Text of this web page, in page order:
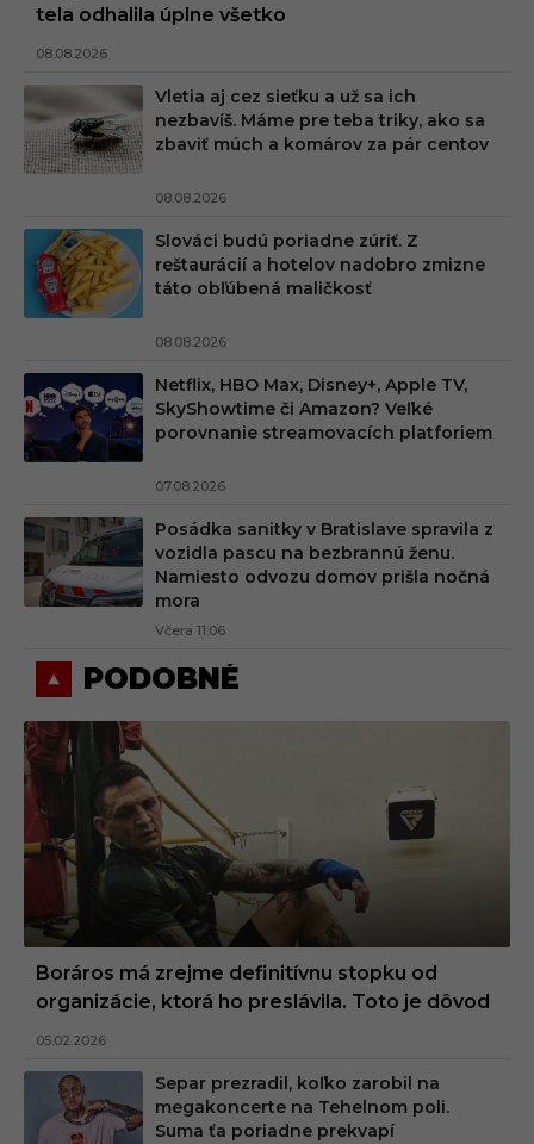
tela odhalila úplne všetko
08.08.2026
Vletia aj cez sieťku a už sa ich
nezbavíš. Máme pre teba triky, ako sa
zbaviť múch a komárov za pár centov
08.08.2026
Slováci budú poriadne zúriť. Z
reštaurácií a hotelov nadobro zmizne
táto obľúbená maličkosť
08.08.2026
Netflix, HBO Max, Disney+, Apple TV,
SkyShowtime či Amazon? Veľké
porovnanie streamovacích platforiem
07.08.2026
Posádka sanitky v Bratislave spravila z
vozidla pascu na bezbrannú ženu.
Namiesto odvozu domov prišla nočná
mora
Včera 11:06
PODOBNÉ
Boráros má zrejme definitívnu stopku od
organizácie, ktorá ho preslávila. Toto je dôvod
05.02.2026
Separ prezradil, koľko zarobil na
megakoncerte na Tehelnom poli.
Suma ťa poriadne prekvapí